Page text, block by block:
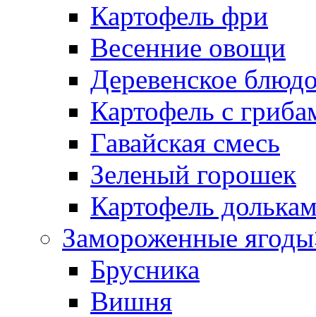
Картофель фри
Весенние овощи
Деревенское
Картофель с
Гавайская смесь
Зеленый горошек
Картофель
Замороженные ягоды
Брусника
Вишня